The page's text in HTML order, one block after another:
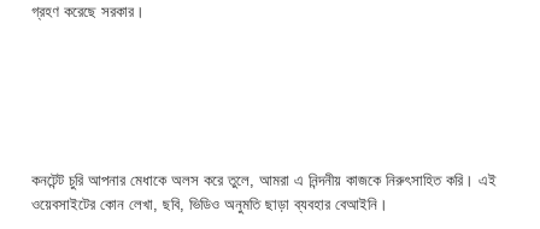
গ্রহণ করেছে সরকার।
কনটেন্ট চুরি আপনার মেধাকে অলস করে তুলে, আমরা এ নিন্দনীয় কাজকে নিরুৎসাহিত করি। এই
ওয়েবসাইটের কোন লেখা, ছবি, ভিডিও অনুমতি ছাড়া ব্যবহার বেআইনি।